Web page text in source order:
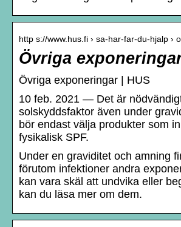
http s://www.hus.fi › sa-har-far-du-hjalp ›
Övriga
Övriga exponeringar | HUS
10 feb. 2021 — Det är
solskyddsfaktor även under
bör endast välja produkter som
fysikalisk SPF.
Under en graviditet och amning
förutom infektioner andra
kan vara skäl att undvika eller
kan du läsa mer om dem.